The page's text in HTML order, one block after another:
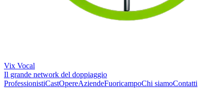
Vix Vocal
Il grande network del doppiaggio
ProfessionistiCastOpereAziendeFuoricampoChi siamoContatti